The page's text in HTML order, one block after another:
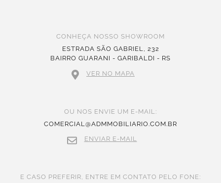
CONHEÇA NOSSO SHOWROOM
ESTRADA SÃO GABRIEL, 232
BAIRRO GUARANI - GARIBALDI - RS
VER NO MAPA
OU NOS ENVIE UM E-MAIL:
COMERCIAL@ADMMOBILIARIO.COM.BR
ENVIAR E-MAIL
E CASO PREFERIR, ENTRE EM CONTATO PELO FONE: